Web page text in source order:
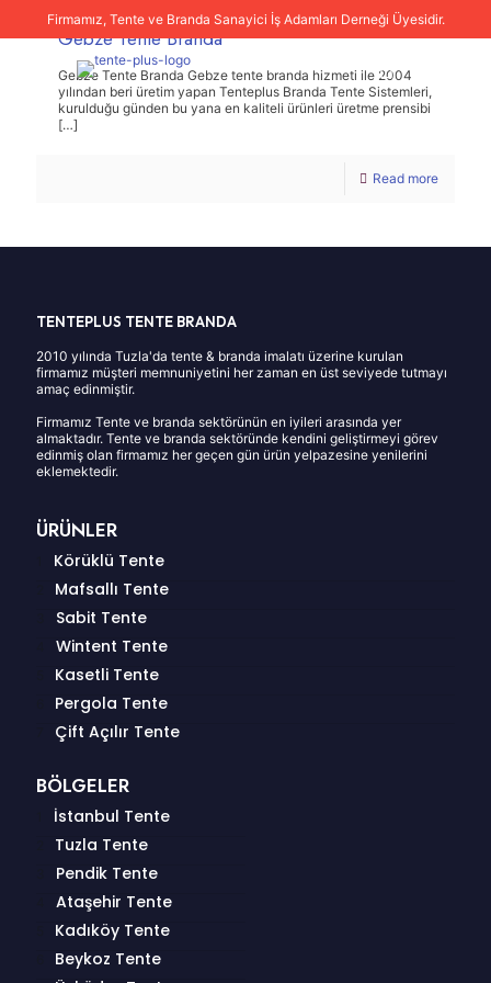
Firmamız, Tente ve Branda Sanayici İş Adamları Derneği Üyesidir.
Gebze Tente Branda
Gebze Tente Branda Gebze tente branda hizmeti ile 2004
yılından beri üretim yapan Tenteplus Branda Tente Sistemleri,
kurulduğu günden bu yana en kaliteli ürünleri üretme prensibi
[…]
Read more
TENTEPLUS TENTE BRANDA
2010 yılında Tuzla'da tente & branda imalatı üzerine kurulan
firmamız müşteri memnuniyetini her zaman en üst seviyede tutmayı
amaç edinmiştir.
Firmamız Tente ve branda sektörünün en iyileri arasında yer
almaktadır. Tente ve branda sektöründe kendini geliştirmeyi görev
edinmiş olan firmamız her geçen gün ürün yelpazesine yenilerini
eklemektedir.
ÜRÜNLER
Körüklü Tente
Mafsallı Tente
Sabit Tente
Wintent Tente
Kasetli Tente
Pergola Tente
Çift Açılır Tente
BÖLGELER
İstanbul Tente
Tuzla Tente
Pendik Tente
Ataşehir Tente
Kadıköy Tente
Beykoz Tente